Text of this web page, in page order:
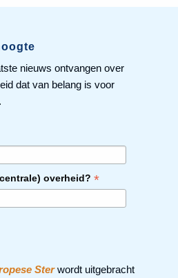
nieuws ontvangen over
dat van belang is voor
overheid? *
Sterwordt uitgebracht